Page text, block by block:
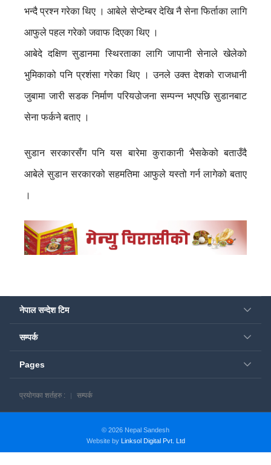
भन्दै प्रश्न गरेका थिए । आबेले सेप्टेम्बर देखि नै सेना फिर्ताका लागि
आफुले पहल गरेको जवाफ दिएका थिए ।
आबेदे दक्षिण सुडानमा स्थिरताका लागि जापानी सेनाले खेलेको
भुमिकाको पनि प्रशंसा गरेका थिए । उनले उक्त देशको राजधानी
जुबामा जारी सडक निर्माण परियउोजना सम्पन्न भएपछि सुडानबाट
सेना फर्कने बताए ।
सुडान सरकारसँग पनि यस बारेमा कुराकानी भैसकेको बताउँदै
आबेले सुडान सरकारको सहमतिमा आफुले यस्तो गर्न लागेको बताए
।
नेपाल सन्देश टिम
सम्पर्क
Pages
प्रयोगका शर्तहरु : सम्पर्क
© 2026 Nepal Sandesh
Website by Linksol Digital Pvt. Ltd